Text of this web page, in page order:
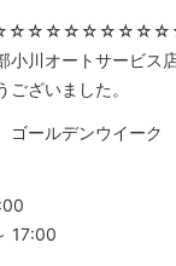
小川オートサービス
ざいました。
ゴールデンウイー